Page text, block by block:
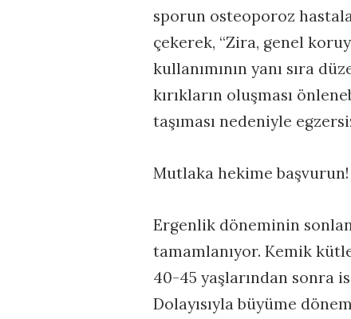
sporun osteoporoz
çekerek, “Zira, genel
kullanımının yanı sıra
kırıkların oluşması
taşıması nedeniyle
Mutlaka hekime başvurun!
Ergenlik döneminin
tamamlanıyor. Kemik
40-45 yaşlarından sonra
Dolayısıyla büyüme